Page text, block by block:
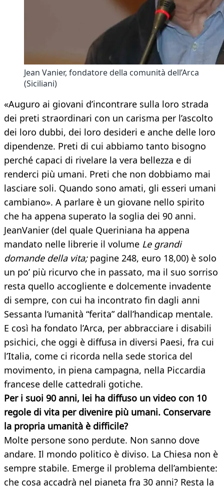
Jean Vanier, fondatore della comunità dell’Arca
(Siciliani)
«Auguro ai giovani d’incontrare sulla loro strada
dei preti straordinari con un carisma per l’ascolto
dei loro dubbi, dei loro desideri e anche delle loro
dipendenze. Preti di cui abbiamo tanto bisogno
perché capaci di rivelare la vera bellezza e di
renderci più umani. Preti che non dobbiamo mai
lasciare soli. Quando sono amati, gli esseri umani
cambiano». A parlare è un giovane nello spirito
che ha appena superato la soglia dei 90 anni.
JeanVanier (del quale Queriniana ha appena
mandato nelle librerie il volume Le grandi
domande della vita;pagine 248, euro 18,00) è solo
un po’ più ricurvo che in passato, ma il suo sorriso
resta quello accogliente e dolcemente invadente
di sempre, con cui ha incontrato fin dagli anni
Sessanta l’umanità “ferita” dall’handicap mentale.
E così ha fondato l’Arca, per abbracciare i disabili
psichici, che oggi è diffusa in diversi Paesi, fra cui
l’Italia, come ci ricorda nella sede storica del
movimento, in piena campagna, nella Piccardia
francese delle cattedrali gotiche.
Per i suoi 90 anni, lei ha diffuso un video con 10
regole di vita per divenire più umani. Conservare
la propria umanità è difficile?
Molte persone sono perdute. Non sanno dove
andare. Il mondo politico è diviso. La Chiesa non è
sempre stabile. Emerge il problema dell’ambiente:
che cosa accadrà nel pianeta fra 30 anni? Resta la